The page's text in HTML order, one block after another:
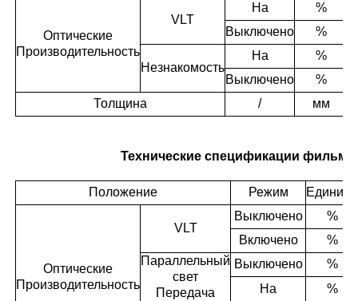
Оптические
Производительность
VLT
На
%
Выключено
%
Незнакомость
На
%
Выключено
%
Толщина
/ мм
Технические спецификации фильма
Положение Режим Единица
Оптические
Производительность
VLT
Выключено
%
Включено
%
Параллельный
свет
Передача
Выключено
%
На
%